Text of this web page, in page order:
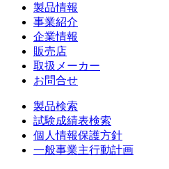
製品情報
事業紹介
企業情報
販売店
取扱メーカー
お問合せ
製品検索
試験成績表検索
個人情報保護方針
一般事業主行動計画